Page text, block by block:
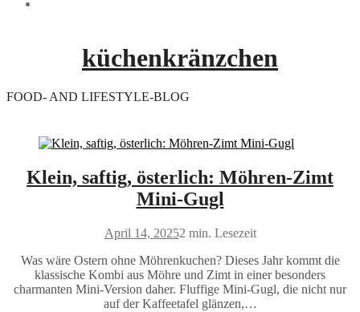
küchenkränzchen
FOOD- AND LIFESTYLE-BLOG
Klein, saftig, österlich: Möhren-Zimt
Mini-Gugl
April 14, 20252 min. Lesezeit
Was wäre Ostern ohne Möhrenkuchen? Dieses Jahr kommt die
klassische Kombi aus Möhre und Zimt in einer besonders
charmanten Mini-Version daher. Fluffige Mini-Gugl, die nicht nur
auf der Kaffeetafel glänzen,…